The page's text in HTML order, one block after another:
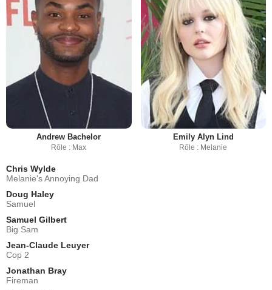
Andrew Bachelor
Rôle : Max
Emily Alyn Lind
Rôle : Melanie
Chris Wylde
Melanie's Annoying Dad
Doug Haley
Samuel
Samuel Gilbert
Big Sam
Jean-Claude Leuyer
Cop 2
Jonathan Bray
Fireman